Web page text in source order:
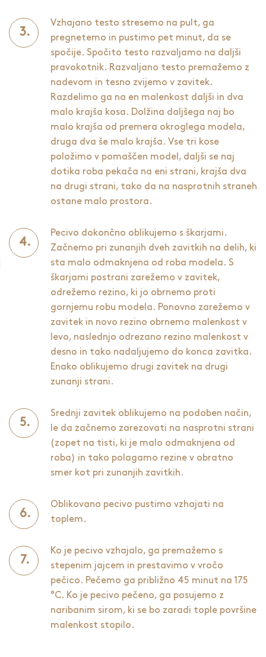
Vzhajano testo stresemo na pult, ga
pregnetemo in pustimo pet minut, da se
spočije. Spočito testo razvaljamo na daljši
pravokotnik. Razvaljano testo premažemo z
nadevom in tesno zvijemo v zavitek.
Razdelimo ga na en malenkost daljši in dva
malo krajša kosa. Dolžina daljšega naj bo
malo krajša od premera okroglega modela,
druga dva še malo krajša. Vse tri kose
položimo v pomaščen model, daljši se naj
dotika roba pekača na eni strani, krajša dva
na drugi strani, tako da na nasprotnih straneh
ostane malo prostora.
Pecivo dokončno oblikujemo s škarjami.
Začnemo pri zunanjih dveh zavitkih na delih, ki
sta malo odmaknjena od roba modela. S
škarjami postrani zarežemo v zavitek,
odrežemo rezino, ki jo obrnemo proti
gornjemu robu modela. Ponovno zarežemo v
zavitek in novo rezino obrnemo malenkost v
levo, naslednjo odrezano rezino malenkost v
desno in tako nadaljujemo do konca zavitka.
Enako oblikujemo drugi zavitek na drugi
zunanji strani.
Srednji zavitek oblikujemo na podoben način,
le da začnemo zarezovati na nasprotni strani
(zopet na tisti, ki je malo odmaknjena od
roba) in tako polagamo rezine v obratno
smer kot pri zunanjih zavitkih.
Oblikovano pecivo pustimo vzhajati na
toplem.
Ko je pecivo vzhajalo, ga premažemo s
stepenim jajcem in prestavimo v vročo
pečico. Pečemo ga približno 45 minut na 175
°C. Ko je pecivo pečeno, ga posujemo z
naribanim sirom, ki se bo zaradi tople površine
malenkost stopilo.